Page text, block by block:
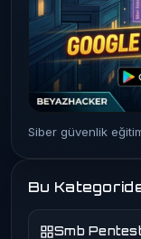
Siber güvenlik
Bu
Smb